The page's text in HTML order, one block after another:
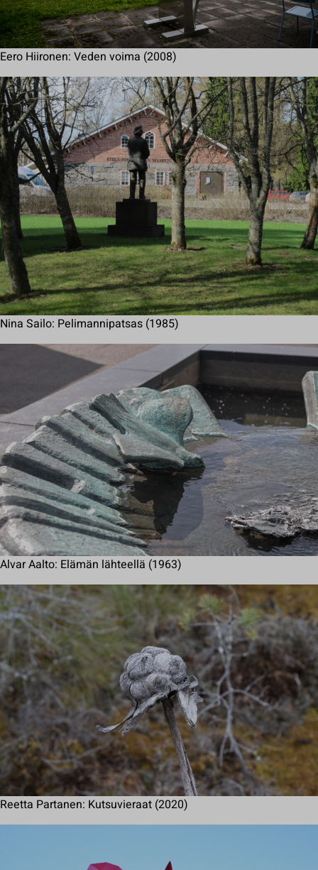
Eero Hiironen: Veden voima (2008)
Nina Sailo: Pelimannipatsas (1985)
Alvar Aalto: Elämän lähteellä (1963)
Reetta Partanen: Kutsuvieraat (2020)